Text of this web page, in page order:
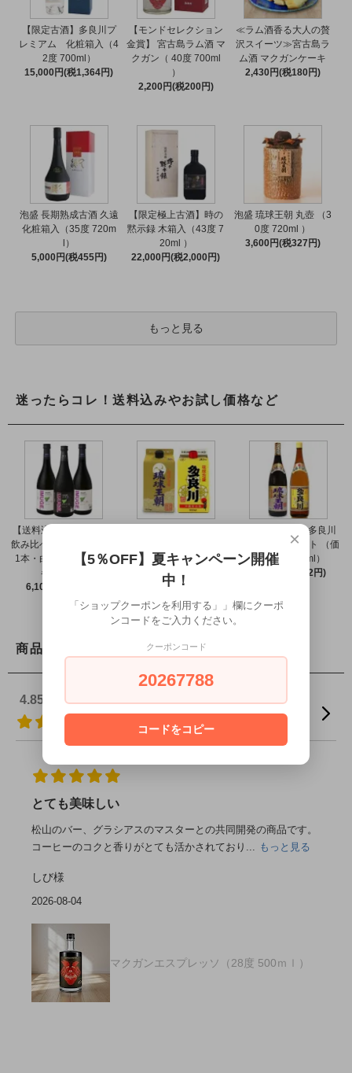
【限定古酒】多良川プ
レミアム 化粧箱入（4
2度 700ml）
15,000円(税1,364円)
【モンドセレクション
金賞】 宮古島ラム酒 マ
クガン（ 40度 700ml
）
2,200円(税200円)
≪ラム酒香る大人の贅
沢スイーツ≫宮古島ラ
ム酒 マクガンケーキ
2,430円(税180円)
泡盛 長期熟成古酒 久遠
化粧箱入（35度 720m
l）
5,000円(税455円)
【限定極上古酒】時の
黙示録 木箱入（43度 7
20ml ）
22,000円(税2,000円)
泡盛 琉球王朝 丸壺 （3
0度 720ml ）
3,600円(税327円)
もっと見る
迷ったらコレ！送料込みやお試し価格など
【送料込】イムゲー 2種
飲み比べ（黒ラベル37度
1本・白ラベル25度2本
各720ml）
6,100円(税555円)
セット 紙パック（30度
各900ml）
3,799円(税345円)
泡盛 琉球王朝＆多良川
飲み比べ2本セット （価
格30度 1800ml）
7,500円(税682円)
商品レビュー
4.85
とても美味しい
松山のバー、グラシアスのマスターとの共同開発の商品です。
コーヒーのコクと香りがとても活かされており... もっと見る
しび様
2026-08-04
マクガンエスプレッソ（28度 500ｍｌ）
×
【5％OFF】夏キャンペーン開催
中！
「ショップクーポンを利用する」」欄にクーポ
ンコードをご入力ください。
クーポンコード
20267788
コードをコピー